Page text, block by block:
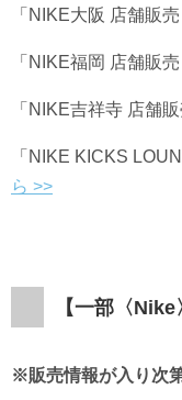
「NIKE⁠大阪 店舗販
「NIKE⁠福岡 店舗販
「NIKE吉祥寺 店舗
「NIKE KICKS
ら >>
【一部〈Nike
※販売情報が入り次